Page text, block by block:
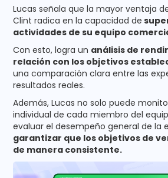
Lucas señala que la mayor ventaja
Clint radica en la capacidad de
actividades de su equipo
Con esto, logra un análisis de
relación con los objetivos
una comparación clara entre las
resultados reales.
Además, Lucas no solo puede
individual de cada miembro del
evaluar el desempeño general de la
garantizar que los objetivos de
de manera consistente.